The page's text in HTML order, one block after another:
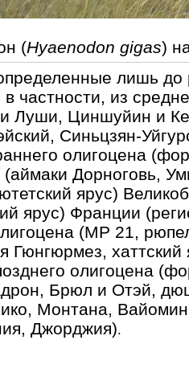
(Hyaenodon gigas)
лишь
в частности, из
Луши, Циншуйин и
Синьцзян-
олигоцена
Дорноговь,
ярус)
ярус) Франции
(МР 21,
Гюнгюрмез, хаттский
олигоцена
Брюл и Отэй,
Монтана,
Джорджия).